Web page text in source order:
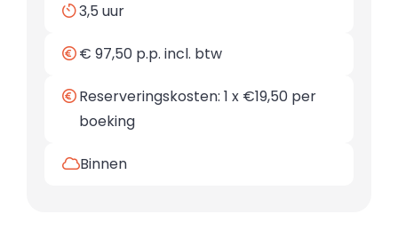
3,5 uur
€ 97,50 p.p. incl. btw
Reserveringskosten: 1 x €19,50 per
boeking
Binnen